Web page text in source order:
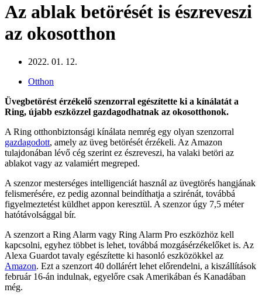
Az ablak betörését is észreveszi
az okosotthon
2022. 01. 12.
Otthon
Üvegbetörést érzékelő szenzorral egészítette ki a kínálatát a
Ring, újabb eszközzel gazdagodhatnak az okosotthonok.
A Ring otthonbiztonsági kínálata nemrég egy olyan szenzorral
gazdagodott, amely az üveg betörését érzékeli. Az Amazon
tulajdonában lévő cég szerint ez észreveszi, ha valaki betöri az
ablakot vagy az valamiért megreped.
A szenzor mesterséges intelligenciát használ az üvegtörés hangjának
felismerésére, ez pedig azonnal beindíthatja a szirénát, továbbá
figyelmeztetést küldhet appon keresztül. A szenzor úgy 7,5 méter
hatótávolsággal bír.
A szenzort a Ring Alarm vagy Ring Alarm Pro eszközhöz kell
kapcsolni, egyhez többet is lehet, továbbá mozgásérzékelőket is. Az
Alexa Guardot tavaly egészítette ki hasonló eszközökkel az
Amazon. Ezt a szenzort 40 dollárért lehet előrendelni, a kiszállítások
február 16-án indulnak, egyelőre csak Amerikában és Kanadában
még.